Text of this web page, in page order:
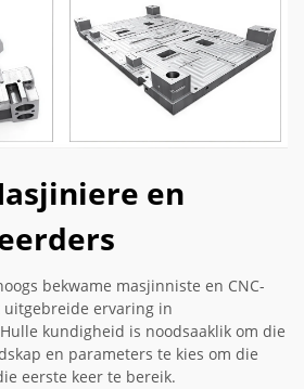
en
bekwame masjinniste en CNC-
ervaring in
kundigheid is noodsaaklik om die
en parameters te kies om die
eerste keer te bereik.